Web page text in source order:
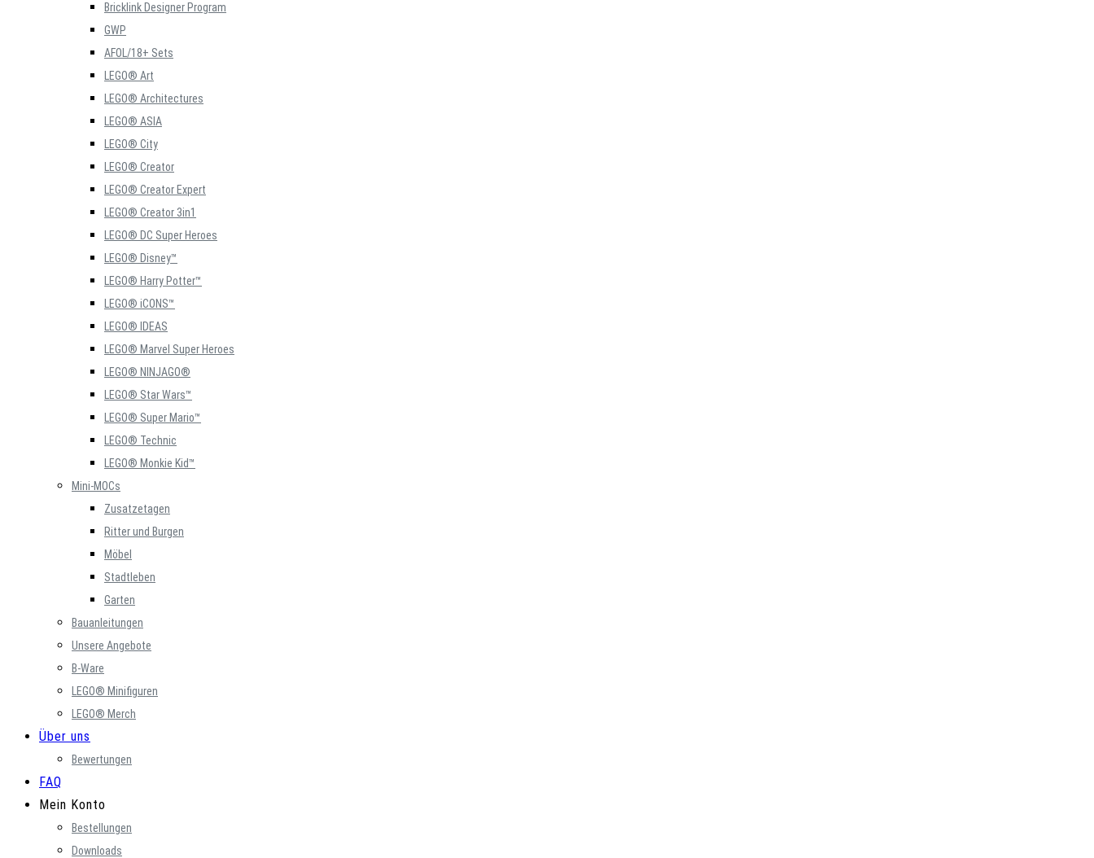
Bricklink Designer Program
GWP
AFOL/18+ Sets
LEGO® Art
LEGO® Architectures
LEGO® ASIA
LEGO® City
LEGO® Creator
LEGO® Creator Expert
LEGO® Creator 3in1
LEGO® DC Super Heroes
LEGO® Disney™
LEGO® Harry Potter™
LEGO® iCONS™
LEGO® IDEAS
LEGO® Marvel Super Heroes
LEGO® NINJAGO®
LEGO® Star Wars™
LEGO® Super Mario™
LEGO® Technic
LEGO® Monkie Kid™
Mini-MOCs
Zusatzetagen
Ritter und Burgen
Möbel
Stadtleben
Garten
Bauanleitungen
Unsere Angebote
B-Ware
LEGO® Minifiguren
LEGO® Merch
Über uns
Bewertungen
FAQ
Mein Konto
Bestellungen
Downloads